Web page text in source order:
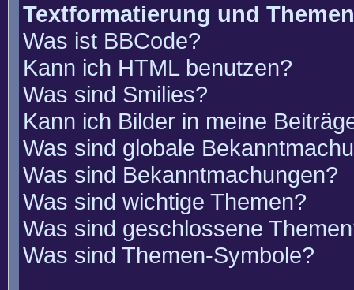
Textformatierung und
Was ist BBCode?
Kann ich HTML benutzen?
Was sind Smilies?
Kann ich Bilder in meine
Was sind globale
Was sind Bekanntmachungen?
Was sind wichtige Themen?
Was sind geschlossene
Was sind Themen-Symbole?